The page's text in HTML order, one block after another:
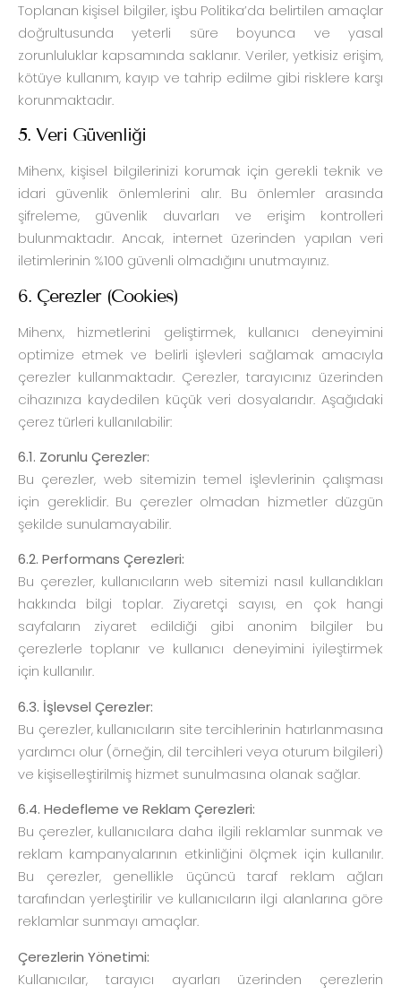
Toplanan kişisel bilgiler, işbu Politika’da belirtilen amaçlar
doğrultusunda yeterli süre boyunca ve yasal
zorunluluklar kapsamında saklanır. Veriler, yetkisiz erişim,
kötüye kullanım, kayıp ve tahrip edilme gibi risklere karşı
korunmaktadır.
5. Veri Güvenliği
Mihenx, kişisel bilgilerinizi korumak için gerekli teknik ve
idari güvenlik önlemlerini alır. Bu önlemler arasında
şifreleme, güvenlik duvarları ve erişim kontrolleri
bulunmaktadır. Ancak, internet üzerinden yapılan veri
iletimlerinin %100 güvenli olmadığını unutmayınız.
6. Çerezler (Cookies)
Mihenx, hizmetlerini geliştirmek, kullanıcı deneyimini
optimize etmek ve belirli işlevleri sağlamak amacıyla
çerezler kullanmaktadır. Çerezler, tarayıcınız üzerinden
cihazınıza kaydedilen küçük veri dosyalarıdır. Aşağıdaki
çerez türleri kullanılabilir:
6.1. Zorunlu Çerezler:
Bu çerezler, web sitemizin temel işlevlerinin çalışması
için gereklidir. Bu çerezler olmadan hizmetler düzgün
şekilde sunulamayabilir.
6.2. Performans Çerezleri:
Bu çerezler, kullanıcıların web sitemizi nasıl kullandıkları
hakkında bilgi toplar. Ziyaretçi sayısı, en çok hangi
sayfaların ziyaret edildiği gibi anonim bilgiler bu
çerezlerle toplanır ve kullanıcı deneyimini iyileştirmek
için kullanılır.
6.3. İşlevsel Çerezler:
Bu çerezler, kullanıcıların site tercihlerinin hatırlanmasına
yardımcı olur (örneğin, dil tercihleri veya oturum bilgileri)
ve kişiselleştirilmiş hizmet sunulmasına olanak sağlar.
6.4. Hedefleme ve Reklam Çerezleri:
Bu çerezler, kullanıcılara daha ilgili reklamlar sunmak ve
reklam kampanyalarının etkinliğini ölçmek için kullanılır.
Bu çerezler, genellikle üçüncü taraf reklam ağları
tarafından yerleştirilir ve kullanıcıların ilgi alanlarına göre
reklamlar sunmayı amaçlar.
Çerezlerin Yönetimi:
Kullanıcılar, tarayıcı ayarları üzerinden çerezlerin